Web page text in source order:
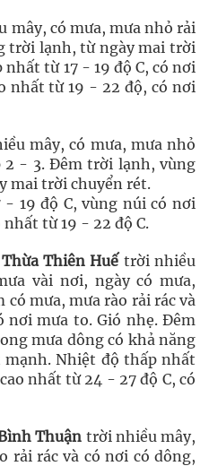
mây, có mưa, mưa nhỏ rải
trời lạnh, từ ngày mai trời
từ 17 - 19 độ C, có nơi
nhất từ 19 - 22 độ, có nơi
mây, có mưa, mưa nhỏ
2 - 3. Đêm trời lạnh, vùng
mai trời chuyển rét.
19 độ C, vùng núi có nơi
nhất từ 19 - 22 độ C.
Thiên Huế trời nhiều
vài nơi, ngày có mưa,
có mưa, mưa rào rải rác và
nơi mưa to. Gió nhẹ. Đêm
mưa dông có khả năng
mạnh. Nhiệt độ thấp nhất
nhất từ 24 - 27 độ C, có
Thuận trời nhiều mây,
rải rác và có nơi có dông,